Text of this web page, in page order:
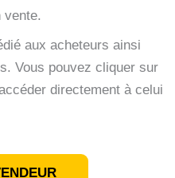
vente.
aux acheteurs ainsi
Vous pouvez cliquer sur
directement à celui